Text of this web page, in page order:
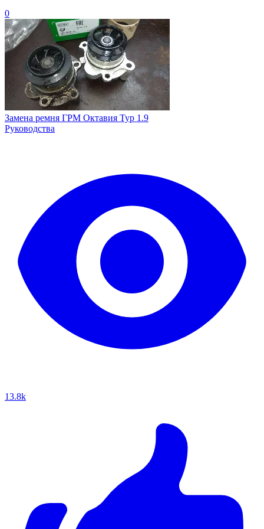
0
Замена ремня ГРМ Октавия Тур 1.9
Руководства
13.8k